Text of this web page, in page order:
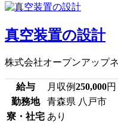
真空装置の設計
株式会社オープンアップ
給与 月収例250,000円
勤務地
青森県 八戸市
寮・社宅 あり